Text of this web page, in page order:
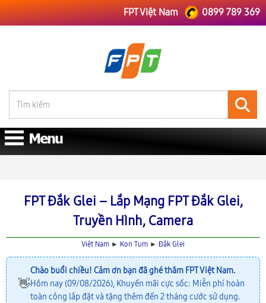
FPT Việt Nam 0899 789 369
FPT Đắk Glei – Lắp Mạng FPT Đắk Glei,
Truyền Hình, Camera
Việt Nam ► Kon Tum ► Đắk Glei
👋
Chào buổi chiều! Cảm ơn bạn đã ghé thăm FPT Việt Nam.
Hôm nay (09/08/2026), Khuyến mãi cực sốc: Miễn phí hoàn
toàn công lắp đặt và tặng thêm đến 2 tháng cước sử dụng.